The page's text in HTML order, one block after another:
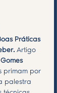
Práticas
Artigo
primam por
palestra